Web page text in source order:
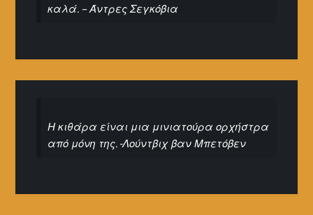
καλά. – Άντρες Σεγκόβια
Η κιθάρα είναι μια μινιατούρα ορχήστρα
από μόνη της. -Λούντβιχ βαν Μπετόβεν